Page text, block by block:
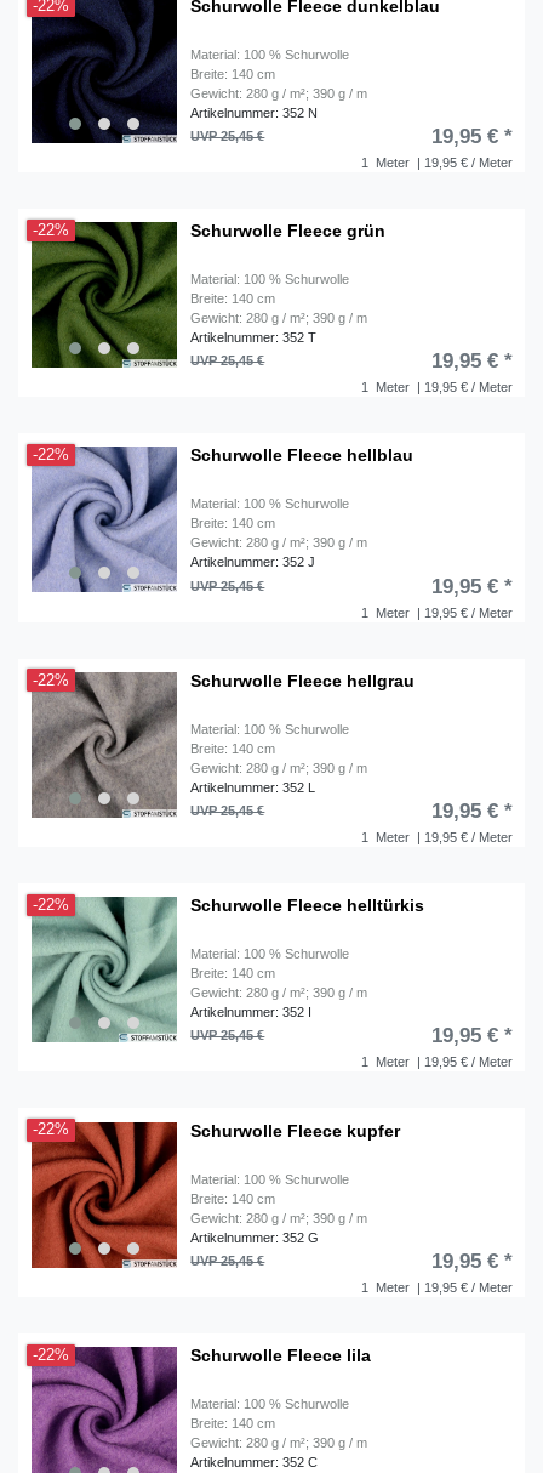
-22% Schurwolle Fleece dunkelblau
Material: 100 % Schurwolle
Breite: 140 cm
Gewicht: 280 g / m²; 390 g / m
Artikelnummer: 352 N
1 Meter | 19,95 € / Meter
UVP 25,45 € 19,95 € *
-22% Schurwolle Fleece grün
Material: 100 % Schurwolle
Breite: 140 cm
Gewicht: 280 g / m²; 390 g / m
Artikelnummer: 352 T
1 Meter | 19,95 € / Meter
UVP 25,45 € 19,95 € *
-22% Schurwolle Fleece hellblau
Material: 100 % Schurwolle
Breite: 140 cm
Gewicht: 280 g / m²; 390 g / m
Artikelnummer: 352 J
1 Meter | 19,95 € / Meter
UVP 25,45 € 19,95 € *
-22% Schurwolle Fleece hellgrau
Material: 100 % Schurwolle
Breite: 140 cm
Gewicht: 280 g / m²; 390 g / m
Artikelnummer: 352 L
1 Meter | 19,95 € / Meter
UVP 25,45 € 19,95 € *
-22% Schurwolle Fleece helltürkis
Material: 100 % Schurwolle
Breite: 140 cm
Gewicht: 280 g / m²; 390 g / m
Artikelnummer: 352 I
1 Meter | 19,95 € / Meter
UVP 25,45 € 19,95 € *
-22% Schurwolle Fleece kupfer
Material: 100 % Schurwolle
Breite: 140 cm
Gewicht: 280 g / m²; 390 g / m
Artikelnummer: 352 G
1 Meter | 19,95 € / Meter
UVP 25,45 € 19,95 € *
-22% Schurwolle Fleece lila
Material: 100 % Schurwolle
Breite: 140 cm
Gewicht: 280 g / m²; 390 g / m
Artikelnummer: 352 C